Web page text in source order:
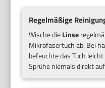
Regelmäßige
Wische dieLinse
Mikrofasertuch ab. Bei
befeuchte das Tuch
Sprühe niemals direkt